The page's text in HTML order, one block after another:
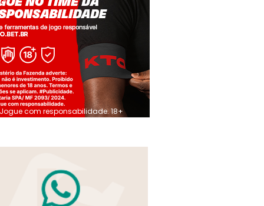
Jogue com responsabilidade. 18+